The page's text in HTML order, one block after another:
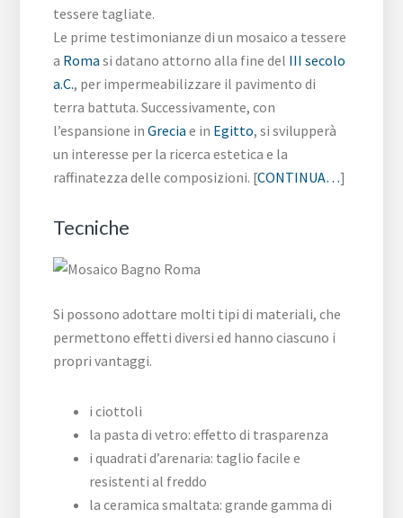
tessere tagliate.
Le prime testimonianze di un mosaico a tessere
a Roma si datano attorno alla fine del III secolo
a.C., per impermeabilizzare il pavimento di
terra battuta. Successivamente, con
l’espansione inGrecia e in Egitto, si svilupperà
un interesse per la ricerca estetica e la
raffinatezza delle composizioni. [CONTINUA…]
Tecniche
Si possono adottare molti tipi di materiali, che
permettono effetti diversi ed hanno ciascuno i
propri vantaggi.
i ciottoli
la pasta di vetro: effetto di trasparenza
i quadrati d’arenaria: taglio facile e
resistenti al freddo
la ceramica smaltata: grande gamma di